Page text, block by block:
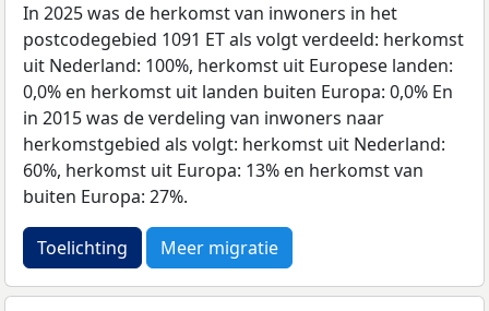
In 2025 was de herkomst van inwoners in het
postcodegebied 1091 ET als volgt verdeeld: herkomst
uit Nederland: 100%, herkomst uit Europese landen:
0,0% en herkomst uit landen buiten Europa: 0,0% En
in 2015 was de verdeling van inwoners naar
herkomstgebied als volgt: herkomst uit Nederland:
60%, herkomst uit Europa: 13% en herkomst van
buiten Europa: 27%.
Toelichting Meer migratie